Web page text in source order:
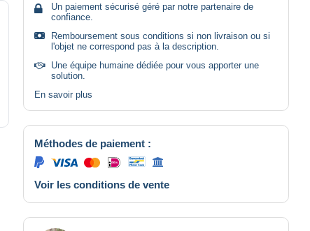
Un paiement sécurisé géré par notre partenaire de
confiance.
Remboursement sous conditions si non livraison ou si
l'objet ne correspond pas à la description.
Une équipe humaine dédiée pour vous apporter une
solution.
En savoir plus
Méthodes de paiement :
Voir les conditions de vente